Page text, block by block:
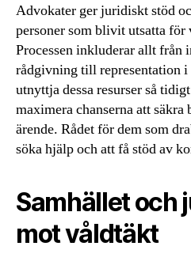
Advokater ger juridiskt stöd
personer som blivit utsatta
Processen inkluderar allt från
rådgivning till representation
utnyttja dessa resurser så
maximera chanserna att
ärende. Rådet för dem som
söka hjälp och att få stöd av
Samhället och
mot våldtäkt